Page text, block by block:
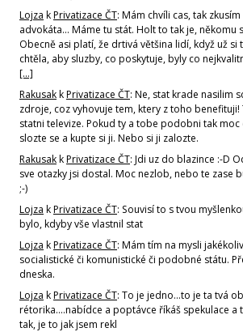
Lojza kPrivatizace ČT: Mám chvíli cas, tak
advokáta... Máme tu stát. Holt to tak je, někomu
Obecně asi platí, že drtivá většina lidí, když už si
chtěla, aby sluzby, co poskytuje, byly co
[…]
RakusakkPrivatizace ČT: Ne, stat krade nasilim
zdroje, coz vyhovuje tem, ktery z toho benefituji!
statni televize. Pokud ty a tobe podobni tak moc
slozte se a kupte si ji. Nebo si ji zalozte.
RakusakkPrivatizace ČT: Jdi uz do blazince :-D
sve otazky jsi dostal. Moc nezlob, nebo te zase
;-)
Lojza kPrivatizace ČT: Souvisí to s tvou
bylo, kdyby vše vlastnil stat
Lojza kPrivatizace ČT: Mám tím na mysli
socialistické či komunistické či podobné státu.
dneska.
Lojza kPrivatizace ČT: To je jedno...to je ta tvá
rétorika....nabídce a poptávce říkáš spekulace a
tak, je to jak jsem rekl